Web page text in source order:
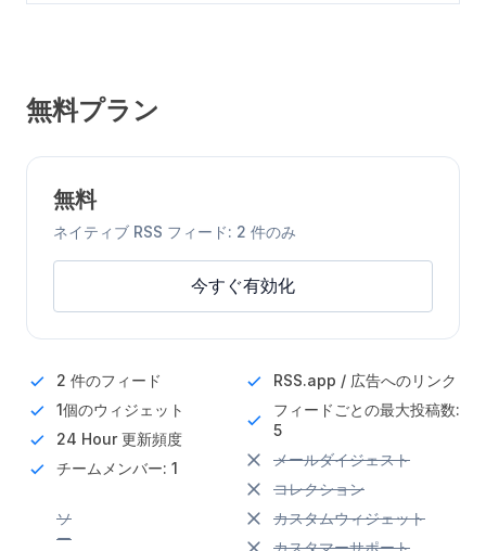
無料プラン
無料
ネイティブ RSS フィード: 2 件のみ
今すぐ有効化
2 件のフィード
1個のウィジェット
24 Hour更新頻度
チームメンバー: 1
RSS.app / 広告へのリンク
フィードごとの最大投稿数:
5
メールダイジェスト
コレクション
ソ
ー
カスタムウィジェット
カスタマーサポート